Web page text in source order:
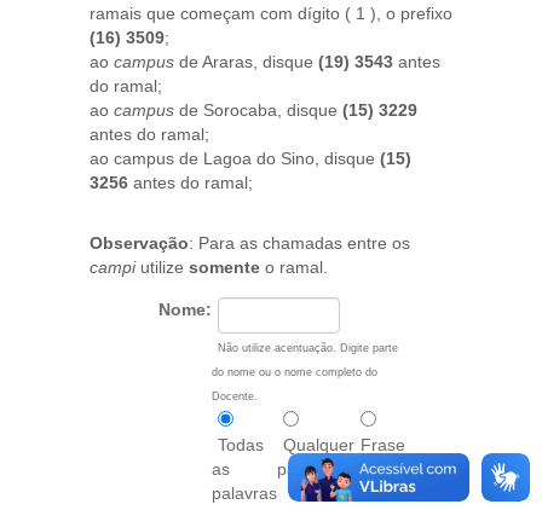
ramais que começam com dígito ( 1 ), o prefixo
(16) 3509;
ao campus de Araras, disque (19) 3543 antes
do ramal;
ao campus de Sorocaba, disque (15) 3229
antes do ramal;
ao campus de Lagoa do Sino, disque (15)
3256 antes do ramal;
Observação: Para as chamadas entre os
campiutilize somente o ramal.
Nome:
Não utilize acentuação. Digite parte
do nome ou o nome completo do
Docente.
Todas
as
palavras
Qualquer
palavra
Frase
exata